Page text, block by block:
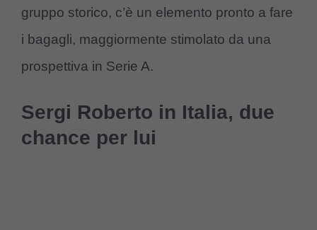
gruppo storico, c’è un elemento pronto a fare
i bagagli, maggiormente stimolato da una
prospettiva in Serie A.
Sergi Roberto in Italia, due
chance per lui